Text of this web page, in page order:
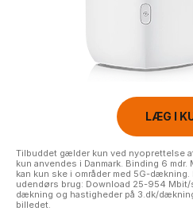
LÆG I
Tilbuddet gælder kun ved nyoprettelse
kun anvendes i Danmark. Binding 6 mdr.
kan kun ske i områder med 5G-
udendørs brug: Download 25-954
dækning og hastigheder på 3.dk/
billedet.